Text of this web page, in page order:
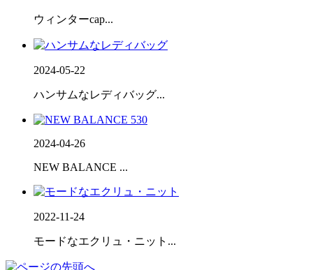
ウィンターcap...
2024-05-22
ハンサムなレディバッグ...
2024-04-26
NEW BALANCE ...
2022-11-24
モードなエクリュ・ニット...